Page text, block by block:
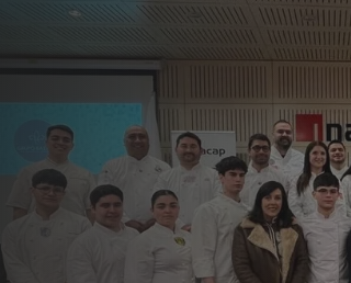
Álvarez-
apuesta
consolidar el
como
Libertadores